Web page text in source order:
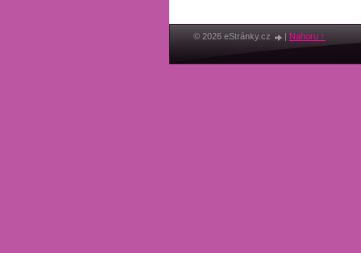
© 2026 eStránky.cz | Nahoru ↑